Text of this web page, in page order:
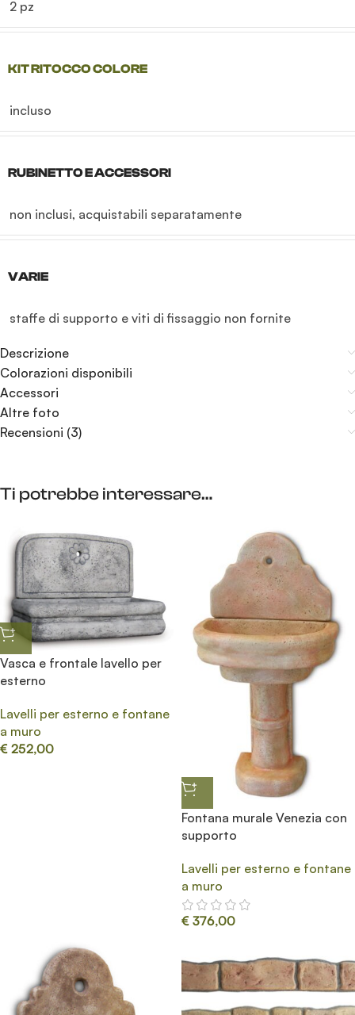
2 pz
KIT RITOCCO COLORE
incluso
RUBINETTO E ACCESSORI
non inclusi, acquistabili separatamente
VARIE
staffe di supporto e viti di fissaggio non fornite
Descrizione
Colorazioni disponibili
Accessori
Altre foto
Recensioni (3)
Ti potrebbe interessare…
Vasca e frontale lavello per
esterno
Lavelli per esterno e fontane
a muro
€ 252,00
Fontana murale Venezia con
supporto
Lavelli per esterno e fontane
a muro
€ 376,00